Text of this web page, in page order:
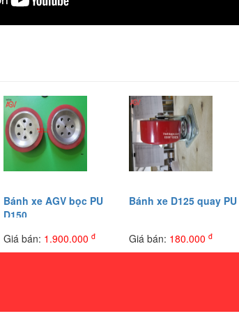
Bánh xe AGV bọc PU
D150
Giá bán: 1.900.000 đ
Bánh xe D125 quay PU
Giá bán: 180.000 đ